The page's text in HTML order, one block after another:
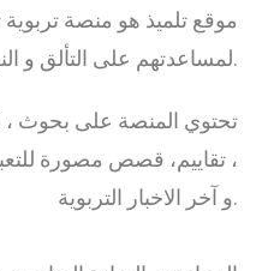
موقع تلميذ هو منصة تربوية
لمساعدتهم على التألق و النجاح.
تحتوي المنصة على بحوث
، تقاييم، قصص مصورة
و آخر الاخبار التربوية.